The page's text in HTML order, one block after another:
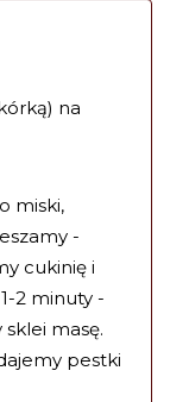
na
miski,
-
cukinię i
2 minuty -
masę.
pestki